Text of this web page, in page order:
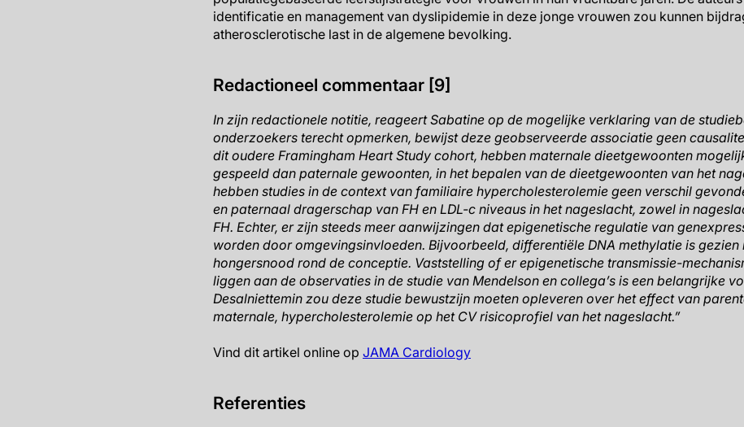
identificatie en management van dyslipidemie in deze jonge vrouwen zou kunnen
atherosclerotische last in de algemene bevolking.
Redactioneel commentaar [9]
In zijn redactionele notitie, reageert Sabatine op de mogelijke verklaring van de
onderzoekers terecht opmerken, bewijst deze geobserveerde associatie geen
dit oudere Framingham Heart Study cohort, hebben maternale dieetgewoonten
gespeeld dan paternale gewoonten, in het bepalen van de dieetgewoonten van het
hebben studies in de context van familiaire hypercholesterolemie geen verschil
en paternaal dragerschap van FH en LDL-c niveaus in het nageslacht, zowel in
FH. Echter, er zijn steeds meer aanwijzingen dat epigenetische regulatie van
worden door omgevingsinvloeden. Bijvoorbeeld, differentiële DNA methylatie is
hongersnood rond de conceptie. Vaststelling of er epigenetische transmissie-
liggen aan de observaties in de studie van Mendelson en collega’s is een belangrijke
Desalniettemin zou deze studie bewustzijn moeten opleveren over het effect van
maternale, hypercholesterolemie op het CV risicoprofiel van het nageslacht.”
Vind dit artikel online op JAMA Cardiology
Referenties